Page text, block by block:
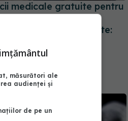
medicale gratuite pentru
care nu plătesc
și nu sunt asigurate:
15:54
măsurători ale
audienței și
de pe un